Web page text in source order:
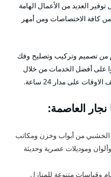
العديد من الأعمال الهامة
من كافة الاختصاصات ومن أمهر
من تصميم وتركيب وتصليح وفك
على أفضل الخدمات من خلال
نجار العاصمة:
الخشبي من أبواب وخزن ومكاتب
وموديلات عصرية وحديثة
وقياسات متنوعة للمنازل